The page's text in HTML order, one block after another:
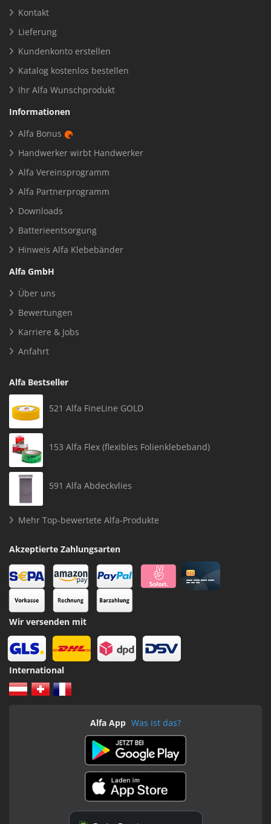
Kontakt
Lieferung
Kundenkonto erstellen
Katalog kostenlos bestellen
Ihr Alfa Wunschprodukt
Informationen
Alfa Bonus
Handwerker wirbt Handwerker
Alfa Vereinsprogramm
Alfa Partnerprogramm
Downloads
Batterieentsorgung
Hinweis Alfa Klebebänder
Alfa GmbH
Über uns
Bewertungen
Karriere & Jobs
Anfahrt
Alfa Bestseller
521 Alfa FineLine GOLD
153 Alfa Flex (flexibles Folienklebeband)
591 Alfa Abdeckvlies
Mehr Top-bewertete Alfa-Produkte
Akzeptierte Zahlungsarten
Wir versenden mit
International
Alfa App Was ist das?